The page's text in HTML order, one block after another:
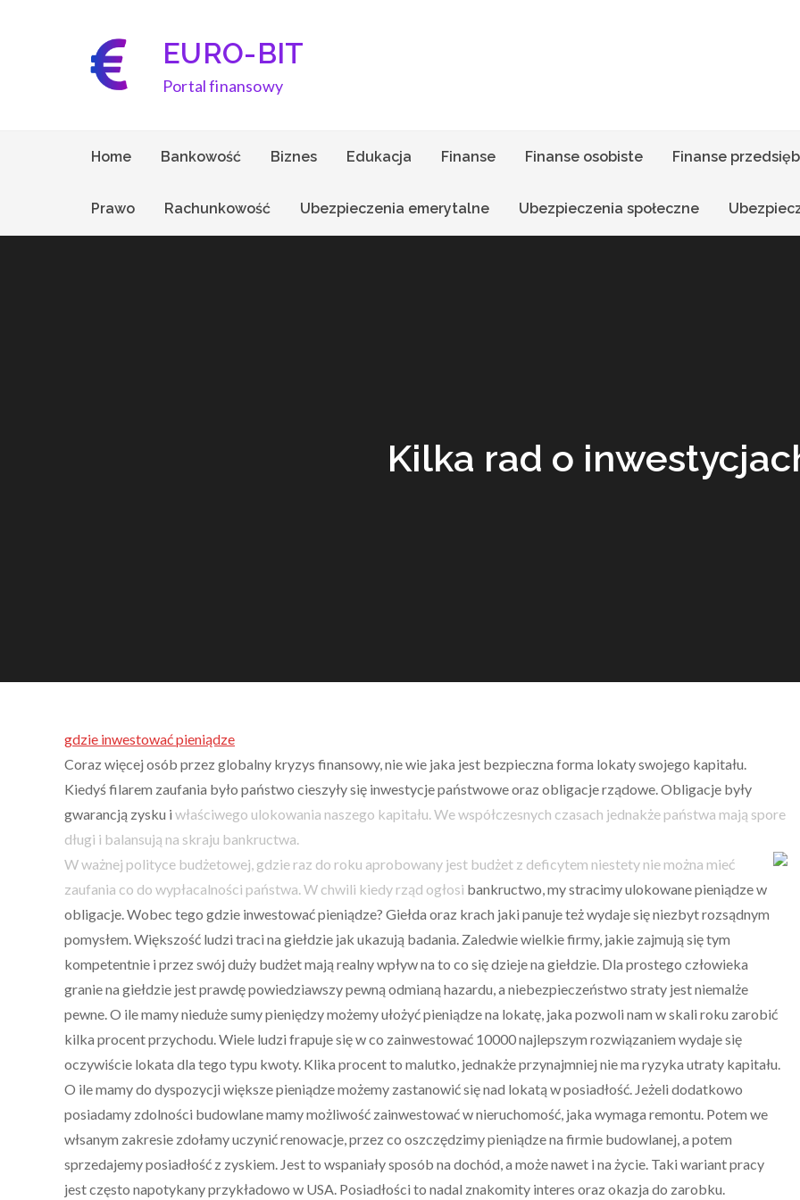
EURO-BIT
Portal finansowy
Home Bankowość Biznes Edukacja Finanse Finanse osobiste Finanse
Prawo Rachunkowość Ubezpieczenia emerytalne Ubezpieczenia społeczne
Kilka rad o
gdzie inwestować pieniądze
Coraz więcej osób przez globalny kryzys finansowy, nie wie jaka jest bezpieczna forma lokaty swojego kapitału.
Kiedyś filarem zaufania było państwo cieszyły się inwestycje państwowe oraz obligacje rządowe. Obligacje były
gwarancją zysku i właściwego ulokowania naszego kapitału. We współczesnych czasach jednakże państwa mają spore
długi i balansują na skraju bankructwa.
W ważnej polityce budżetowej, gdzie raz do roku aprobowany jest budżet z deficytem niestety nie można mieć
zaufania co do wypłacalności państwa. W chwili kiedy rząd ogłosi bankructwo, my stracimy ulokowane pieniądze w
obligacje. Wobec tego gdzie inwestować pieniądze? Giełda oraz krach jaki panuje też wydaje się niezbyt rozsądnym
pomysłem. Większość ludzi traci na giełdzie jak ukazują badania. Zaledwie wielkie firmy, jakie zajmują się tym
kompetentnie i przez swój duży budżet mają realny wpływ na to co się dzieje na giełdzie. Dla prostego człowieka
granie na giełdzie jest prawdę powiedziawszy pewną odmianą hazardu, a niebezpieczeństwo straty jest niemalże
pewne. O ile mamy nieduże sumy pieniędzy możemy ułożyć pieniądze na lokatę, jaka pozwoli nam w skali roku zarobić
kilka procent przychodu. Wiele ludzi frapuje się w co zainwestować 10000 najlepszym rozwiązaniem wydaje się
oczywiście lokata dla tego typu kwoty. Klika procent to malutko, jednakże przynajmniej nie ma ryzyka utraty kapitału.
O ile mamy do dyspozycji większe pieniądze możemy zastanowić się nad lokatą w posiadłość. Jeżeli dodatkowo
posiadamy zdolności budowlane mamy możliwość zainwestować w nieruchomość, jaka wymaga remontu. Potem we
włsanym zakresie zdołamy uczynić renowacje, przez co oszczędzimy pieniądze na firmie budowlanej, a potem
sprzedajemy posiadłość z zyskiem. Jest to wspaniały sposób na dochód, a może nawet i na życie. Taki wariant pracy
jest często napotykany przykładowo w USA. Posiadłości to nadal znakomity interes oraz okazja do zarobku.